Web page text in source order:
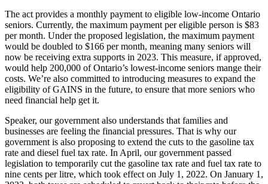
The act provides a monthly payment to eligible low-income Ontario
seniors. Currently, the maximum payment per eligible person is $83
per month. Under the proposed legislation, the maximum payment
would be doubled to $166 per month, meaning many seniors will
now be receiving extra supports in 2023. This measure, if approved,
would help 200,000 of Ontario’s lowest-income seniors mange their
costs. We’re also committed to introducing measures to expand the
eligibility of GAINS in the future, to ensure that more seniors who
need financial help get it.
Speaker, our government also understands that families and
businesses are feeling the financial pressures. That is why our
government is also proposing to extend the cuts to the gasoline tax
rate and diesel fuel tax rate. In April, our government passed
legislation to temporarily cut the gasoline tax rate and fuel tax rate to
nine cents per litre, which took effect on July 1, 2022. On January 1,